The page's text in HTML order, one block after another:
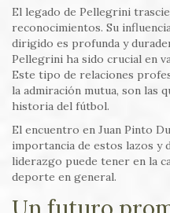
El legado de Pellegrini
reconocimientos. Su
dirigido es profunda y
Pellegrini ha sido crucial en
Este tipo de relaciones
la admiración mutua, son las
historia del fútbol.
El encuentro en Juan Pinto
importancia de estos lazos y
liderazgo puede tener en la
deporte en general.